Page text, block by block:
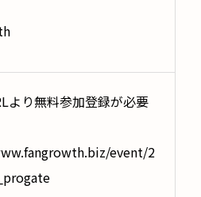
より無料参加登録が必要
event/2